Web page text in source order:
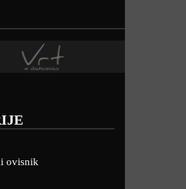
ovisnik